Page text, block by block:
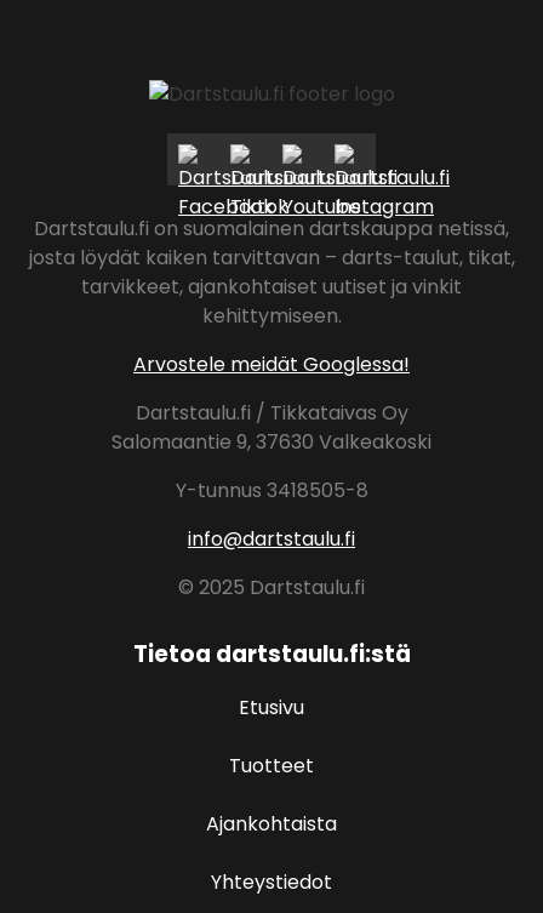
Dartstaulu.fi on suomalainen dartskauppa netissä,
josta löydät kaiken tarvittavan – darts-taulut, tikat,
tarvikkeet, ajankohtaiset uutiset ja vinkit
kehittymiseen.
Arvostele meidät Googlessa!
Dartstaulu.fi / Tikkataivas Oy
Salomaantie 9, 37630 Valkeakoski
Y-tunnus 3418505-8
info@dartstaulu.fi
© 2025 Dartstaulu.fi
Tietoa dartstaulu.fi:stä
Etusivu
Tuotteet
Ajankohtaista
Yhteystiedot